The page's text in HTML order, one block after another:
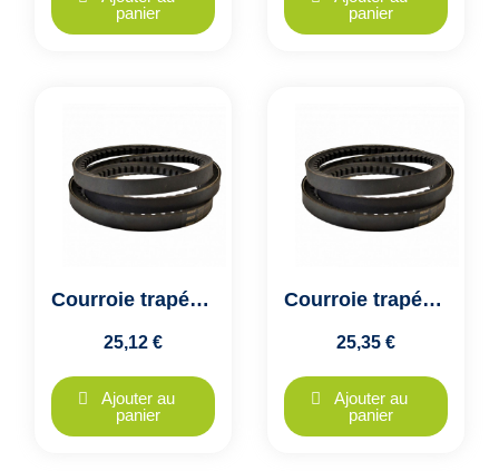
panier
panier
Courroie trapézoïdale crantée XPB 1500 - 16x14mm - VECO GTX - Colmant Cuvelier
25,12 €
Ajouter au
panier
Courroie trapézoïdale crantée XPB 1510 - 16x14mm - VECO GTX - Colmant Cuvelier
25,35 €
Ajouter au
panier